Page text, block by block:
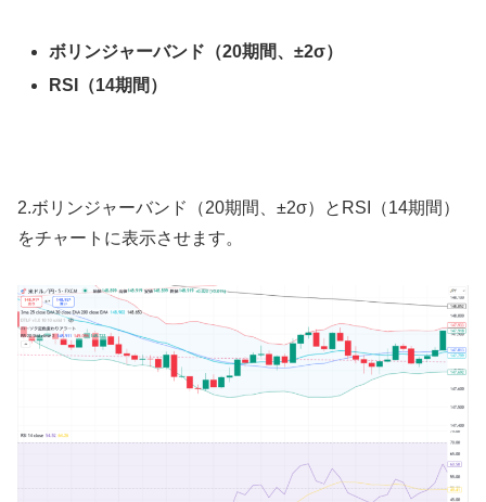
ボリンジャーバンド（20期間、±2σ）
RSI（14期間）
2.ボリンジャーバンド（20期間、 ±2σ）と RSI （14期間）
をチャートに表示させます。